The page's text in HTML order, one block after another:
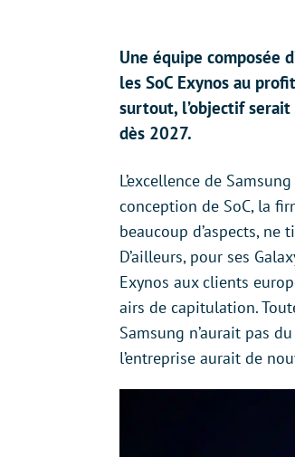
Une équipe composée
les SoC Exynos au
surtout, l’objectif
dès 2027.
L’excellence de
conception de SoC, la
beaucoup d’aspects,
D’ailleurs, pour ses
Exynos aux clients
airs de capitulation.
Samsung n’aurait pas
l’entreprise aurait de